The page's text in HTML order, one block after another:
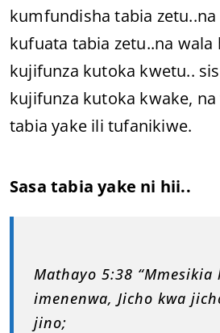
kumfundisha tabia
kufuata tabia zetu..na wala
kujifunza kutoka kwetu..
kujifunza kutoka kwake,
tabia yake ili tufanikiwe.
Sasa tabia yake ni hii..
Mathayo 5:38 “Mmesikia
imenenwa, Jicho kwa
jino;